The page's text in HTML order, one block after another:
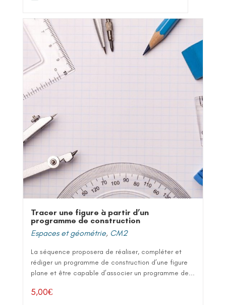
Tracer une figure à partir d’un
programme de construction
Espaces et géométrie, CM2
La séquence proposera de réaliser, compléter et
rédiger un programme de construction d’une figure
plane et être capable d’associer un programme de...
5,00€